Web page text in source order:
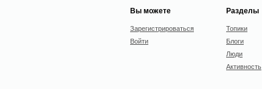
Вы можете
Зарегистрироваться
Войти
Разделы
Топики
Блоги
Люди
Активность